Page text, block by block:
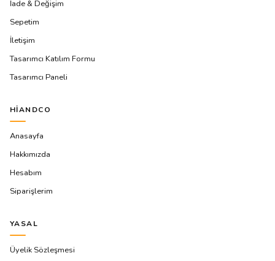
İade & Değişim
Sepetim
İletişim
Tasarımcı Katılım Formu
Tasarımcı Paneli
HIANDCO
Anasayfa
Hakkımızda
Hesabım
Siparişlerim
YASAL
Üyelik Sözleşmesi